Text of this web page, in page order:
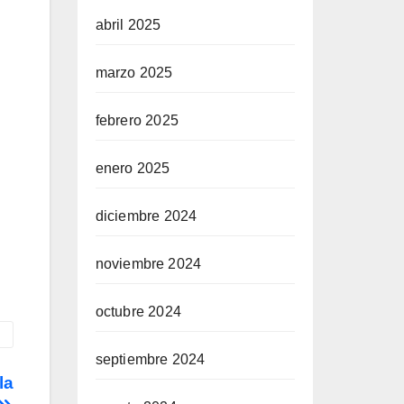
abril 2025
marzo 2025
febrero 2025
enero 2025
diciembre 2024
noviembre 2024
octubre 2024
septiembre 2024